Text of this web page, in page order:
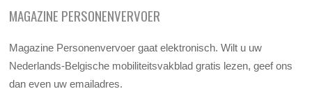
MAGAZINE PERSONENVERVOER
Magazine Personenvervoer gaat elektronisch. Wilt u uw
Nederlands-Belgische mobiliteitsvakblad gratis lezen, geef ons
dan even uw emailadres.